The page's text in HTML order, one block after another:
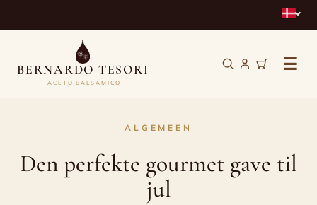
BERNARDO TESORI
ACETO BALSAMICO
☰
gourmet
ALGEMEEN
Den perfekte gourmet gave til
jul